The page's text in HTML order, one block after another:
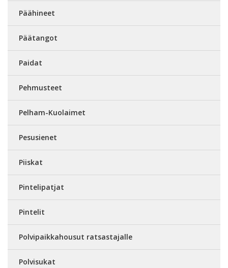
Päähineet
Päätangot
Paidat
Pehmusteet
Pelham-Kuolaimet
Pesusienet
Piiskat
Pintelipatjat
Pintelit
Polvipaikkahousut ratsastajalle
Polvisukat